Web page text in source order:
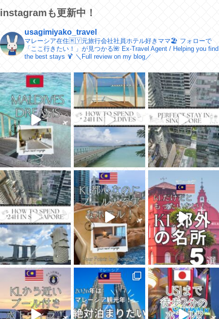
instagramも更新中！
usagimiyako_travel
マレーシア在住🇲🇾元旅行会社社員ホテル好きママ🏖 フォローで
「ここ行きたい！」が見つかる🌺 Ex-Travel Agent / Helping you find
the best stays 🍹 ＼​Full review on my blog／